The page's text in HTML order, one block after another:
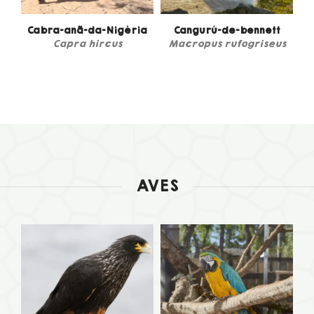
Cabra-anã-da-Nigéria
Capra hircus
Cangurú-de-bennett
Macropus rufogriseus
AVES